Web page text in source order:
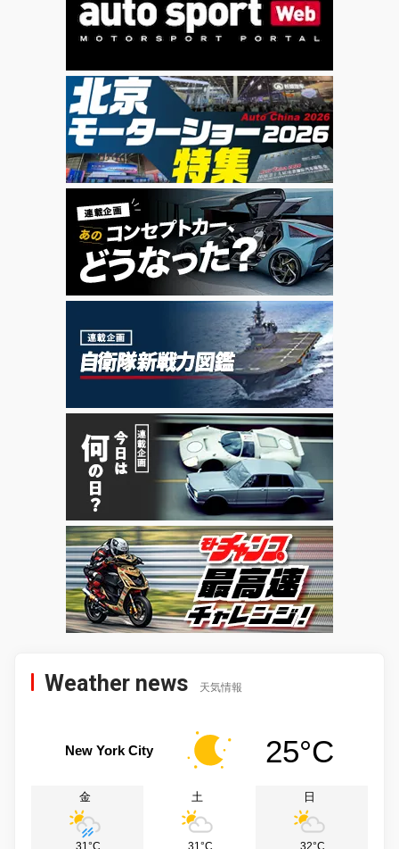
Weather news 天気情報
New York City 25°C
金
31°C
土
31°C
日
32°C